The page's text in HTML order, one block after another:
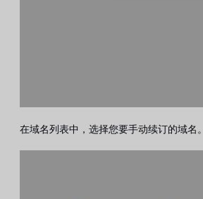
在域名列表中，选择您要手动续订的域名。